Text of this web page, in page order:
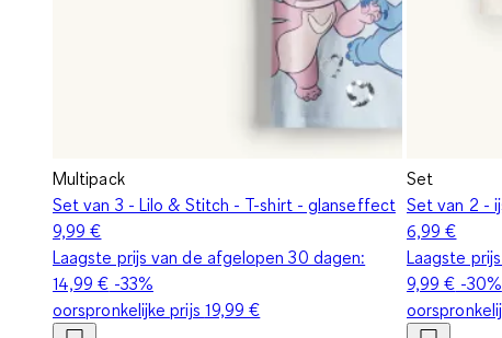
Multipack
Set van 3 - Lilo & Stitch - T-shirt - glanseffect
9,99 €
Laagste prijs van de afgelopen 30 dagen:
14,99 € -33%
oorspronkelijke prijs 19,99 €
Set
Set van 2 -
6,99 €
Laagste
9,99 € -30%